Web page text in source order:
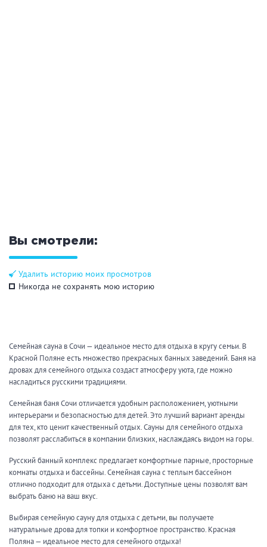
Вы смотрели:
Удалить историю моих просмотров
Никогда не сохранять мою историю
Семейная сауна в Сочи — идеальное место для отдыха в кругу семьи. В
Красной Поляне есть множество прекрасных банных заведений. Баня на
дровах для семейного отдыха создаст атмосферу уюта, где можно
насладиться русскими традициями.
Семейная баня Сочи отличается удобным расположением, уютными
интерьерами и безопасностью для детей. Это лучший вариант аренды
для тех, кто ценит качественный отдых. Сауны для семейного отдыха
позволят расслабиться в компании близких, наслаждаясь видом на горы.
Русский банный комплекс предлагает комфортные парные, просторные
комнаты отдыха и бассейны. Семейная сауна с теплым бассейном
отлично подходит для отдыха с детьми. Доступные цены позволят вам
выбрать баню на ваш вкус.
Выбирая семейную сауну для отдыха с детьми, вы получаете
натуральные дрова для топки и комфортное пространство. Красная
Поляна — идеальное место для семейного отдыха!